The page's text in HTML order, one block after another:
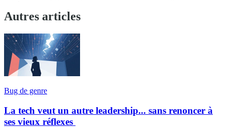
Autres articles
Bug de genre
La tech veut un autre leadership... sans renoncer à
ses vieux réflexes